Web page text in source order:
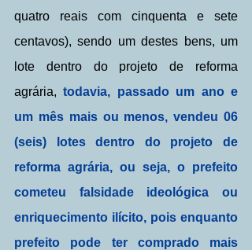
quatro reais com cinquenta e sete
centavos), sendo um destes bens, um
lote dentro do projeto de reforma
agrária, todavia, passado um ano e
um mês mais ou menos, vendeu 06
(seis) lotes dentro do projeto de
reforma agrária, ou seja, o prefeito
cometeu falsidade ideológica ou
enriquecimento ilícito, pois enquanto
prefeito pode ter comprado mais